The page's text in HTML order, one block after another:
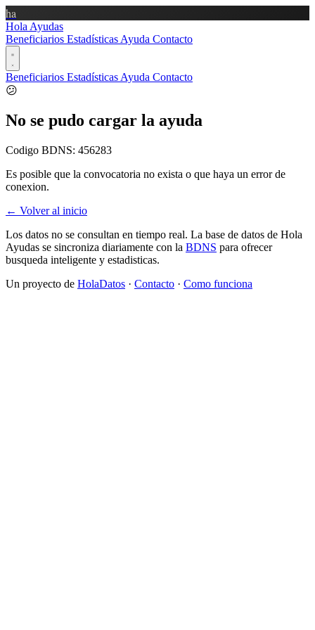
ha
Hola Ayudas
Beneficiarios Estadísticas Ayuda Contacto
Beneficiarios Estadísticas Ayuda Contacto
😕
No se pudo cargar la ayuda
Codigo BDNS: 456283
Es posible que la convocatoria no exista o que haya un error de
conexion.
← Volver al inicio
Los datos no se consultan en tiempo real. La base de datos de Hola
Ayudas se sincroniza diariamente con la BDNS para ofrecer
busqueda inteligente y estadisticas.
Un proyecto de HolaDatos · Contacto · Como funciona